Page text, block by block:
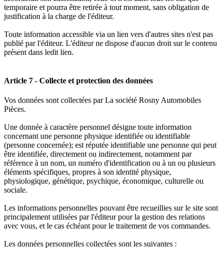
temporaire et pourra être retirée à tout moment, sans obligation de
justification à la charge de l'éditeur.
Toute information accessible via un lien vers d'autres sites n'est pas
publié par l'éditeur. L'éditeur ne dispose d'aucun droit sur le contenu
présent dans ledit lien.
Article 7 - Collecte et protection des données
Vos données sont collectées par La société Rosny Automobiles
Pièces.
Une donnée à caractère personnel désigne toute information
concernant une personne physique identifiée ou identifiable
(personne concernée); est réputée identifiable une personne qui peut
être identifiée, directement ou indirectement, notamment par
référence à un nom, un numéro d'identification ou à un ou plusieurs
éléments spécifiques, propres à son identité physique,
physiologique, génétique, psychique, économique, culturelle ou
sociale.
Les informations personnelles pouvant être recueillies sur le site sont
principalement utilisées par l'éditeur pour la gestion des relations
avec vous, et le cas échéant pour le traitement de vos commandes.
Les données personnelles collectées sont les suivantes :